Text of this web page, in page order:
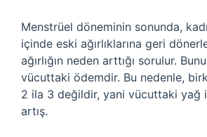
Menstrüel döneminin sonunda,
içinde eski ağırlıklarına geri
ağırlığın neden arttığı sorulur.
vücuttaki ödemdir. Bu nedenle,
2 ila 3 değildir, yani vücuttaki yağ
artış.